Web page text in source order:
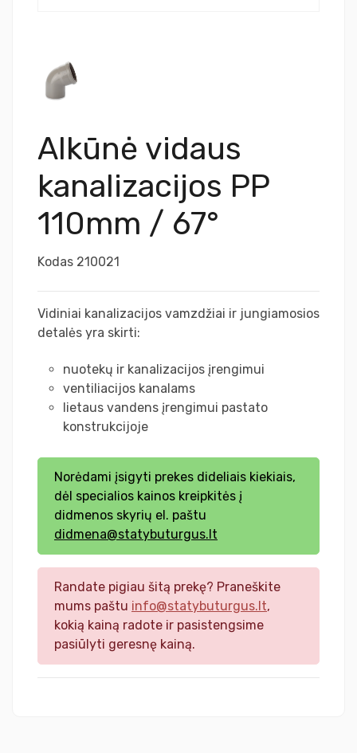
Alkūnė vidaus
kanalizacijos PP
110mm / 67°
Kodas 210021
Vidiniai kanalizacijos vamzdžiai ir jungiamosios
detalės yra skirti:
nuotekų ir kanalizacijos įrengimui
ventiliacijos kanalams
lietaus vandens įrengimui pastato
konstrukcijoje
Norėdami įsigyti prekes dideliais kiekiais,
dėl specialios kainos kreipkitės į
didmenos skyrių el. paštu
didmena@statybuturgus.lt
Randate pigiau šitą prekę? Praneškite
mums paštu info@statybuturgus.lt,
kokią kainą radote ir pasistengsime
pasiūlyti geresnę kainą.